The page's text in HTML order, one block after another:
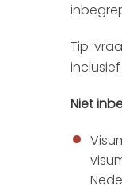
Tip:
Niet